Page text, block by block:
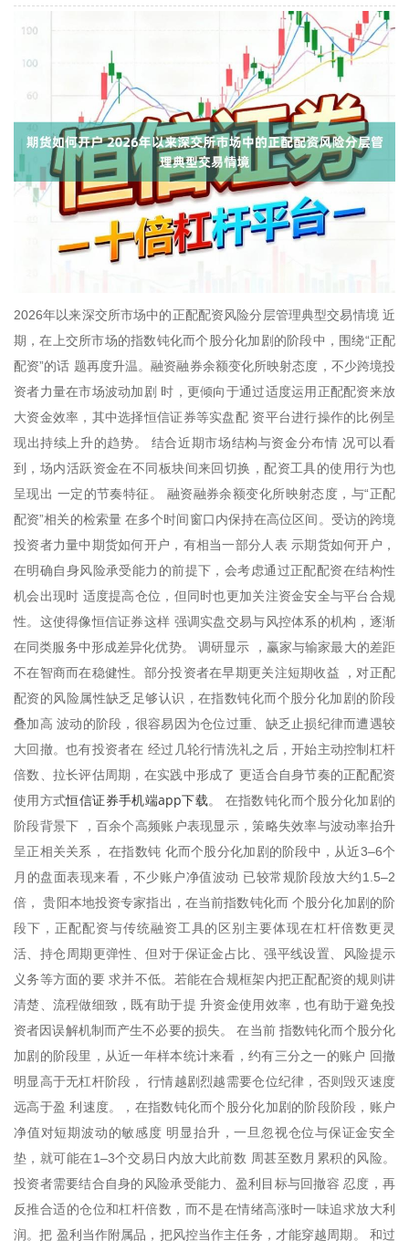
2026年以来深交所市场中的正配配资风险分层管理典型交易情境 近
期，在上交所市场的指数钝化而个股分化加剧的阶段中，围绕“正配
配资”的话 题再度升温。融资融券余额变化所映射态度，不少跨境投
资者力量在市场波动加剧 时，更倾向于通过适度运用正配配资来放
大资金效率，其中选择恒信证券等实盘配 资平台进行操作的比例呈
现出持续上升的趋势。 结合近期市场结构与资金分布情 况可以看
到，场内活跃资金在不同板块间来回切换，配资工具的使用行为也
呈现出 一定的节奏特征。 融资融券余额变化所映射态度，与“正配
配资”相关的检索量 在多个时间窗口内保持在高位区间。受访的跨境
投资者力量中期货如何开户，有相当一部分人表 示期货如何开户，
在明确自身风险承受能力的前提下，会考虑通过正配配资在结构性
机会出现时 适度提高仓位，但同时也更加关注资金安全与平台合规
性。这使得像恒信证券这样 强调实盘交易与风控体系的机构，逐渐
在同类服务中形成差异化优势。 调研显示 ，赢家与输家最大的差距
不在智商而在稳健性。部分投资者在早期更关注短期收益 ，对正配
配资的风险属性缺乏足够认识，在指数钝化而个股分化加剧的阶段
叠加高 波动的阶段，很容易因为仓位过重、缺乏止损纪律而遭遇较
大回撤。也有投资者在 经过几轮行情洗礼之后，开始主动控制杠杆
倍数、拉长评估周期，在实践中形成了 更适合自身节奏的正配配资
使用方式恒信证券手机端app下载。 在指数钝化而个股分化加剧的
阶段背景下 ，百余个高频账户表现显示，策略失效率与波动率抬升
呈正相关关系， 在指数钝 化而个股分化加剧的阶段中，从近3–6个
月的盘面表现来看，不少账户净值波动 已较常规阶段放大约1.5–2
倍， 贵阳本地投资专家指出，在当前指数钝化而 个股分化加剧的阶
段下，正配配资与传统融资工具的区别主要体现在杠杆倍数更灵
活、持仓周期更弹性、但对于保证金占比、强平线设置、风险提示
义务等方面的要 求并不低。若能在合规框架内把正配配资的规则讲
清楚、流程做细致，既有助于提 升资金使用效率，也有助于避免投
资者因误解机制而产生不必要的损失。 在当前 指数钝化而个股分化
加剧的阶段里，从近一年样本统计来看，约有三分之一的账户 回撤
明显高于无杠杆阶段， 行情越剧烈越需要仓位纪律，否则毁灭速度
远高于盈 利速度。，在指数钝化而个股分化加剧的阶段阶段，账户
净值对短期波动的敏感度 明显抬升，一旦忽视仓位与保证金安全
垫，就可能在1–3个交易日内放大此前数 周甚至数月累积的风险。
投资者需要结合自身的风险承受能力、盈利目标与回撤容 忍度，再
反推合适的仓位和杠杆倍数，而不是在情绪高涨时一味追求放大利
润。把 盈利当作附属品，把风控当作主任务，才能穿越周期。 和过